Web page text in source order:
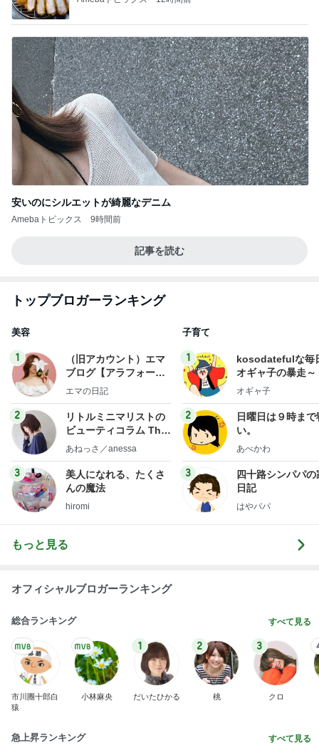
安いのにシルエットが綺麗なデニム
Amebaトピックス 9時間前
記事を読む
トップブロガーランキング
美容
1
（旧アカウント）エマ
ブログ【アラフォー会
社売却セカンドライ
エマの日記
2
リトルミニマリストの
ビューティコラム The
little minimalist's bea
あねっさ／anessa
3
美人になれる、たくさ
んの魔法
hiromi
子育て
1
kosodatefulな毎
オギャ子の暴走～
オギャ子
2
日曜日は９時まで
い。
あべかわ
3
四十路シンパパの
日記
はやパパ
もっと見る
オフィシャルブロガーランキング
総合ランキング すべて見る
市川團十郎白
猿
小林麻央
1
だいたひかる
2
桃
3
クロ
急上昇ランキング すべて見る